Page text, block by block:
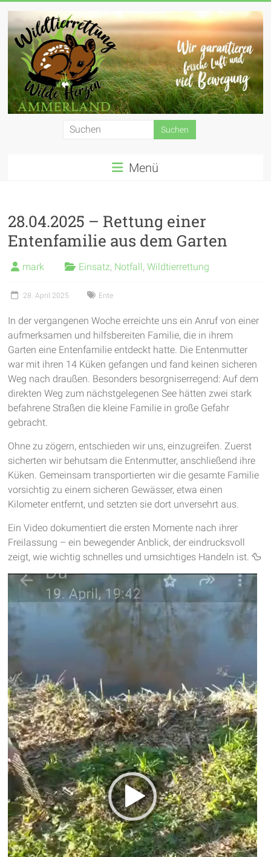
Inhalt
springen
Wildtierrettung
e.
V.
Wir
frische
Luft
und
viel
Bewegung
Menü
28.04.2025 – Rettung einer
Entenfamilie aus dem Garten
mark Einsatz, Notfall,Wildtierrettung
28. April 2025 Ente
In der vergangenen Woche erreichte uns ein Anruf von einer
aufmerksamen und hilfsbereiten Familie, die in ihrem
Garten eine Entenfamilie entdeckt hatte. Die Entenmutter
war mit ihren 14 Küken gefangen und fand keinen sicheren
Weg nach draußen. Besonders besorgniserregend: Auf dem
direkten Weg zum nächstgelegenen See hätten zwei stark
befahrene Straßen die kleine Familie in große Gefahr
gebracht.
Ohne zu zögern, entschieden wir uns, einzugreifen. Zuerst
sicherten wir behutsam die Entenmutter, anschließend ihre
Küken. Gemeinsam transportierten wir die gesamte Familie
vorsichtig zu einem sicheren Gewässer, etwa einen
Kilometer entfernt, und setzten sie dort unversehrt aus.
Ein Video dokumentiert die ersten Momente nach ihrer
Freilassung – ein bewegender Anblick, der eindrucksvoll
zeigt, wie wichtig schnelles und umsichtiges Handeln ist. 🦆
Video-
Player